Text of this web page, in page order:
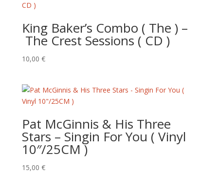
King Baker’s Combo ( The ) –
The Crest Sessions ( CD )
10,00 €
Pat McGinnis & His Three
Stars – Singin For You ( Vinyl
10″/25CM )
15,00 €